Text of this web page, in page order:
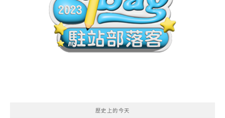
歷史上的今天